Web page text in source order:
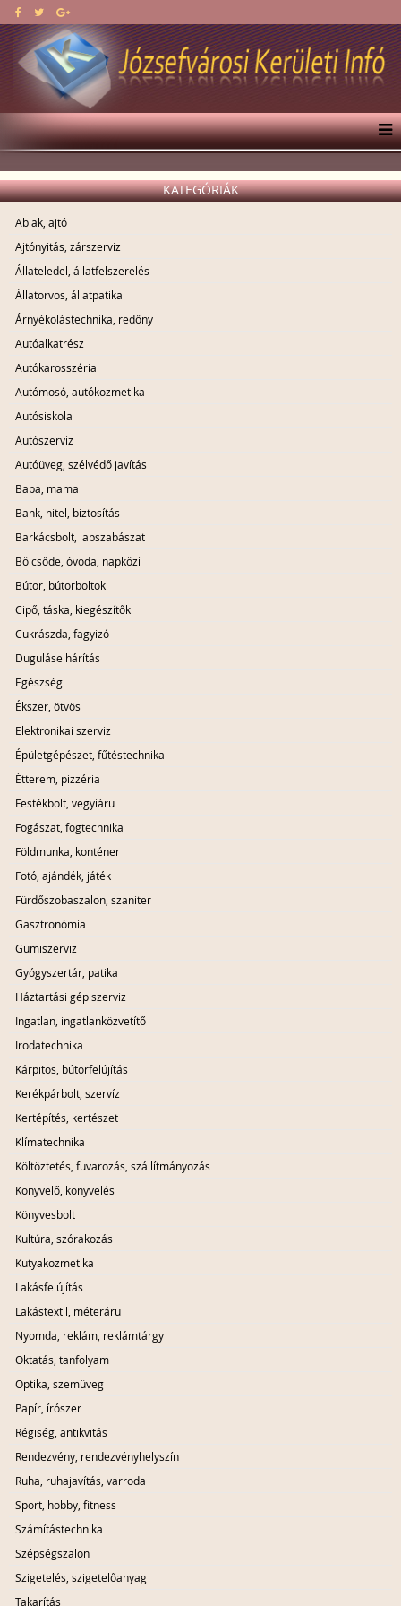
KATEGÓRIÁK
Ablak, ajtó
Ajtónyitás, zárszerviz
Állateledel, állatfelszerelés
Állatorvos, állatpatika
Árnyékolástechnika, redőny
Autóalkatrész
Autókarosszéria
Autómosó, autókozmetika
Autósiskola
Autószerviz
Autóüveg, szélvédő javítás
Baba, mama
Bank, hitel, biztosítás
Barkácsbolt, lapszabászat
Bölcsőde, óvoda, napközi
Bútor, bútorboltok
Cipő, táska, kiegészítők
Cukrászda, fagyizó
Duguláselhárítás
Egészség
Ékszer, ötvös
Elektronikai szerviz
Épületgépészet, fűtéstechnika
Étterem, pizzéria
Festékbolt, vegyiáru
Fogászat, fogtechnika
Földmunka, konténer
Fotó, ajándék, játék
Fürdőszobaszalon, szaniter
Gasztronómia
Gumiszerviz
Gyógyszertár, patika
Háztartási gép szerviz
Ingatlan, ingatlanközvetítő
Irodatechnika
Kárpitos, bútorfelújítás
Kerékpárbolt, szervíz
Kertépítés, kertészet
Klímatechnika
Költöztetés, fuvarozás, szállítmányozás
Könyvelő, könyvelés
Könyvesbolt
Kultúra, szórakozás
Kutyakozmetika
Lakásfelújítás
Lakástextil, méteráru
Nyomda, reklám, reklámtárgy
Oktatás, tanfolyam
Optika, szemüveg
Papír, írószer
Régiség, antikvitás
Rendezvény, rendezvényhelyszín
Ruha, ruhajavítás, varroda
Sport, hobby, fitness
Számítástechnika
Szépségszalon
Szigetelés, szigetelőanyag
Takarítás